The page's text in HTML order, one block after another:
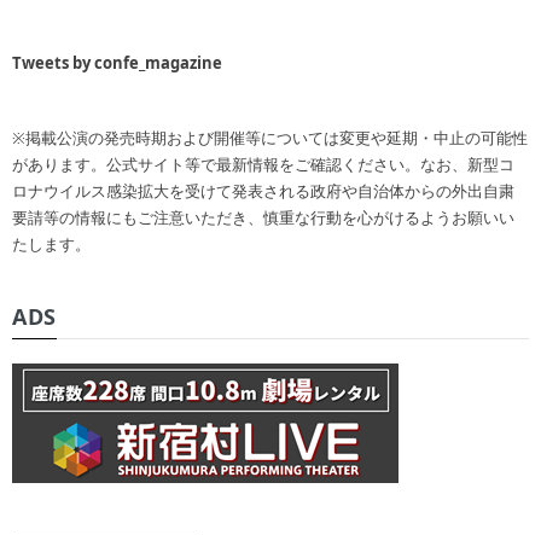
Tweets by confe_magazine
※掲載公演の発売時期および開催等については変更や延期・中止の可能性
があります。公式サイト等で最新情報をご確認ください。なお、新型コ
ロナウイルス感染拡大を受けて発表される政府や自治体からの外出自粛
要請等の情報にもご注意いただき、慎重な行動を心がけるようお願いい
たします。
ADS